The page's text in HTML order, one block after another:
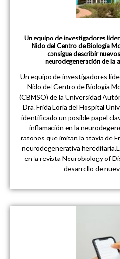
Un equipo de investigadores
Nido del Centro de Biología
consigue describir
neurodegeneración de la
Un equipo de investigadores
Nido del Centro de Biología
(CBMSO) de la Universidad
Dra. Frida Loría del Hospital
identificado un posible papel
inflamación en la
ratones que imitan la ataxia de
neurodegenerativa
en la revista Neurobiology of
desarrollo de